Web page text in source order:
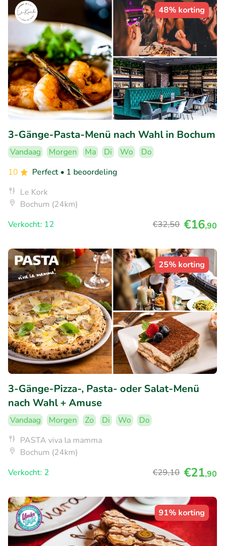
48% korting
3-Gänge-Pasta-Menü nach Wahl in Bochum
Vandaag Morgen Ma Di Wo
Do
10
Perfect • 1 beoordeling
Le Kork
Bochum (24km)
Verkocht: 12
€32,50 €16,90
25% korting
3-Gänge-Pizza-, Pasta- oder Salat-Menü
nach Wahl + Amuse
Vandaag Morgen Zo Di Wo
Do
PASTA viva la mamma
Bochum (24km)
Verkocht: 2
€29,10 €21,90
91% korting